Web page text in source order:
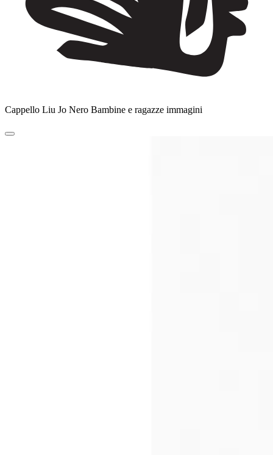
Cappello Liu Jo Nero Bambine e ragazze immagini